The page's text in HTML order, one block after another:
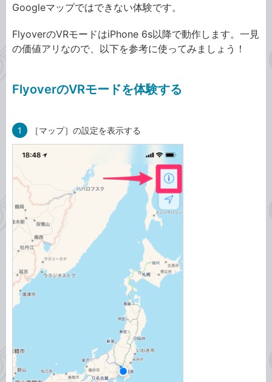
Googleマップではできない体験です。
FlyoverのVRモードはiPhone 6s以降で動作します。一見
の価値アリなので、以下を参考に使ってみましょう！
FlyoverのVRモードを体験する
1 ［マップ］の設定を表示する